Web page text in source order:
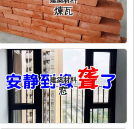
煉瓦
建築材料
窓